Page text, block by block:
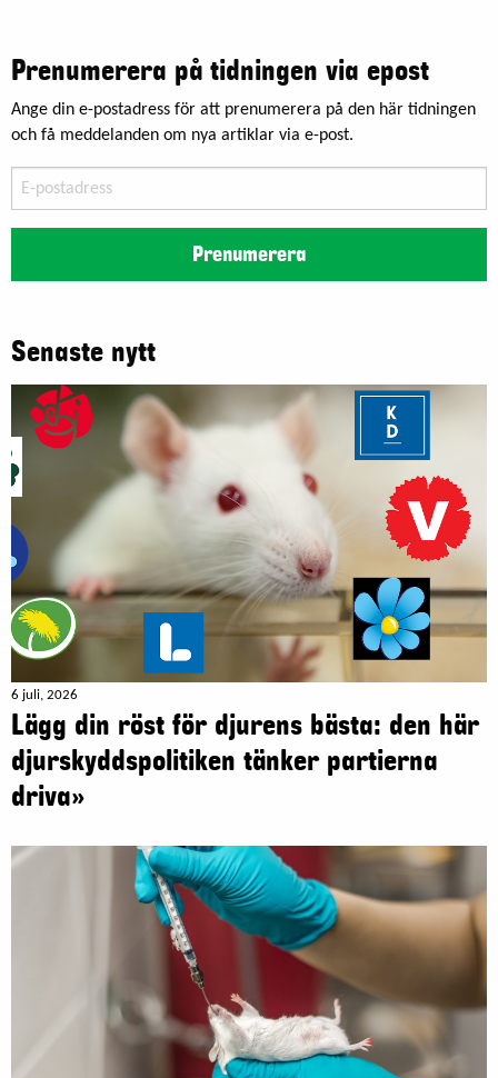
Prenumerera på tidningen via epost
Ange din e-postadress för att prenumerera på den här tidningen
och få meddelanden om nya artiklar via e-post.
postadress
Prenumerera
Senaste nytt
6 juli, 2026
Lägg din röst för djurens bästa: den här
djurskyddspolitiken tänker partierna
driva»